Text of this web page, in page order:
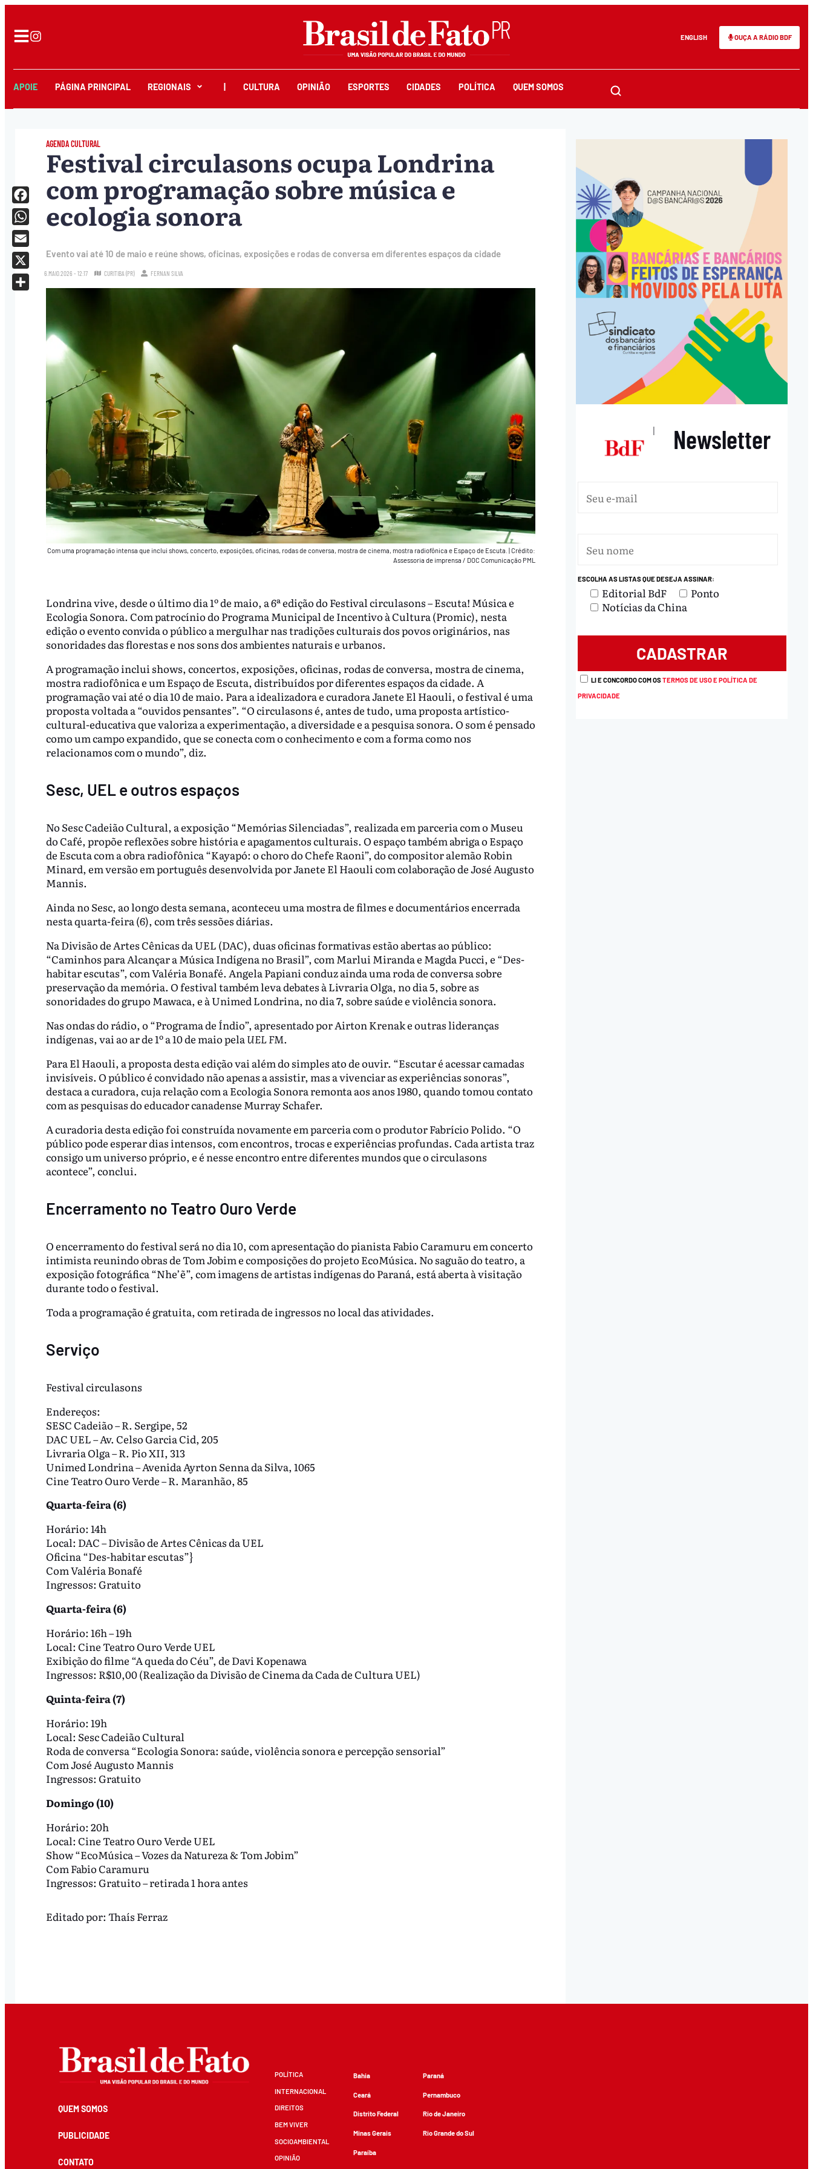
ENGLISH OUÇA A RÁDIO BDF
APOIE PÁGINA PRINCIPAL REGIONAIS CULTURA OPINIÃO ESPORTES CIDADES POLÍTICA QUEM SOMOS
AGENDA CULTURAL
Festival circulasons ocupa Londrina
com programação sobre música e
ecologia sonora
Evento vai até 10 de maio e reúne shows, oficinas, exposições e rodas de conversa em diferentes espaços da cidade
6.MAIO.2026 - 12:17 CURITIBA (PR) FERNAN SILVA
Com uma programação intensa que inclui shows, concerto, exposições, oficinas, rodas de conversa, mostra de cinema, mostra radiofônica e Espaço de Escuta. |Crédito:
Assessoria de imprensa / DOC Comunicação PML
Londrina vive, desde o último dia 1º de maio, a 6ª edição do Festival circulasons – Escuta! Música e
Ecologia Sonora. Com patrocínio do Programa Municipal de Incentivo à Cultura (Promic), nesta
edição o evento convida o público a mergulhar nas tradições culturais dos povos originários, nas
sonoridades das florestas e nos sons dos ambientes naturais e urbanos.
A programação inclui shows, concertos, exposições, oficinas, rodas de conversa, mostra de cinema,
mostra radiofônica e um Espaço de Escuta, distribuídos por diferentes espaços da cidade. A
programação vai até o dia 10 de maio. Para a idealizadora e curadora Janete El Haouli, o festival é uma
proposta voltada a “ouvidos pensantes”. “O circulasons é, antes de tudo, uma proposta artístico-
cultural-educativa que valoriza a experimentação, a diversidade e a pesquisa sonora. O som é pensado
como um campo expandido, que se conecta com o conhecimento e com a forma como nos
relacionamos com o mundo”, diz.
Sesc, UEL e outros espaços
No Sesc Cadeião Cultural, a exposição “Memórias Silenciadas”, realizada em parceria com o Museu
do Café, propõe reflexões sobre história e apagamentos culturais. O espaço também abriga o Espaço
de Escuta com a obra radiofônica “Kayapó: o choro do Chefe Raoni”, do compositor alemão Robin
Minard, em versão em português desenvolvida por Janete El Haouli com colaboração de José Augusto
Mannis.
Ainda no Sesc, ao longo desta semana, aconteceu uma mostra de filmes e documentários encerrada
nesta quarta-feira (6), com três sessões diárias.
Na Divisão de Artes Cênicas da UEL (DAC), duas oficinas formativas estão abertas ao público:
“Caminhos para Alcançar a Música Indígena no Brasil”, com Marlui Miranda e Magda Pucci, e “Des-
habitar escutas”, com Valéria Bonafé. Angela Papiani conduz ainda uma roda de conversa sobre
preservação da memória. O festival também leva debates à Livraria Olga, no dia 5, sobre as
sonoridades do grupo Mawaca, e à Unimed Londrina, no dia 7, sobre saúde e violência sonora.
Nas ondas do rádio, o “Programa de Índio”, apresentado por Airton Krenak e outras lideranças
indígenas, vai ao ar de 1º a 10 de maio pela UEL FM.
Para El Haouli, a proposta desta edição vai além do simples ato de ouvir. “Escutar é acessar camadas
invisíveis. O público é convidado não apenas a assistir, mas a vivenciar as experiências sonoras”,
destaca a curadora, cuja relação com a Ecologia Sonora remonta aos anos 1980, quando tomou contato
com as pesquisas do educador canadense Murray Schafer.
A curadoria desta edição foi construída novamente em parceria com o produtor Fabrício Polido. “O
público pode esperar dias intensos, com encontros, trocas e experiências profundas. Cada artista traz
consigo um universo próprio, e é nesse encontro entre diferentes mundos que o circulasons
acontece”, conclui.
Encerramento no Teatro Ouro Verde
O encerramento do festival será no dia 10, com apresentação do pianista Fabio Caramuru em concerto
intimista reunindo obras de Tom Jobim e composições do projeto EcoMúsica. No saguão do teatro, a
exposição fotográfica “Nhe’ẽ”, com imagens de artistas indígenas do Paraná, está aberta à visitação
durante todo o festival.
Toda a programação é gratuita, com retirada de ingressos no local das atividades.
Serviço
Festival circulasons
Endereços:
SESC Cadeião – R. Sergipe, 52
DAC UEL – Av. Celso Garcia Cid, 205
Livraria Olga – R. Pio XII, 313
Unimed Londrina – Avenida Ayrton Senna da Silva, 1065
Cine Teatro Ouro Verde – R. Maranhão, 85
Quarta-feira (6)
Horário: 14h
Local: DAC – Divisão de Artes Cênicas da UEL
Oficina “Des-habitar escutas”}
Com Valéria Bonafé
Ingressos: Gratuito
Quarta-feira (6)
Horário: 16h – 19h
Local: Cine Teatro Ouro Verde UEL
Exibição do filme “A queda do Céu”, de Davi Kopenawa
Ingressos: R$10,00 (Realização da Divisão de Cinema da Cada de Cultura UEL)
Quinta-feira (7)
Horário: 19h
Local: Sesc Cadeião Cultural
Roda de conversa “Ecologia Sonora: saúde, violência sonora e percepção sensorial”
Com José Augusto Mannis
Ingressos: Gratuito
Domingo (10)
Horário: 20h
Local: Cine Teatro Ouro Verde UEL
Show “EcoMúsica – Vozes da Natureza & Tom Jobim”
Com Fabio Caramuru
Ingressos: Gratuito – retirada 1 hora antes
Facebook
WhatsApp
Email
X
Editado por: Thaís Ferraz
| Newsletter
ESCOLHA AS LISTAS QUE DESEJA ASSINAR:
Editorial BdF
Ponto
Notícias da China
LI E CONCORDO COM OSTERMOS DE USO E POLÍTICA DE
PRIVACIDADE
QUEM SOMOS
PUBLICIDADE
CONTATO
POLÍTICA
INTERNACIONAL
DIREITOS
BEM VIVER
SOCIOAMBIENTAL
OPINIÃO
Bahia
Ceará
Distrito Federal
Minas Gerais
Paraíba
Paraná
Pernambuco
Rio de Janeiro
Rio Grande do Sul